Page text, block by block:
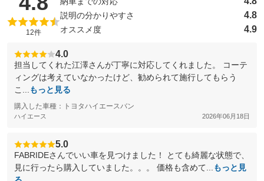
12件
説明の分かりやすさ 4.8
オススメ度 4.9
4.0
担当してくれた江澤さんが丁寧に対応してくれました。 コーテ
ィングは考えていなかったけど、勧められて施行してもらう
こ...
もっと見る
購入した車種：トヨタハイエースバン
ハイエース 2026年06月18日
5.0
FABRIDEさんでいい車を見つけました！ とても綺麗な状態で、
見に行ったら購入していました。。。 価格も含めて...
もっと見